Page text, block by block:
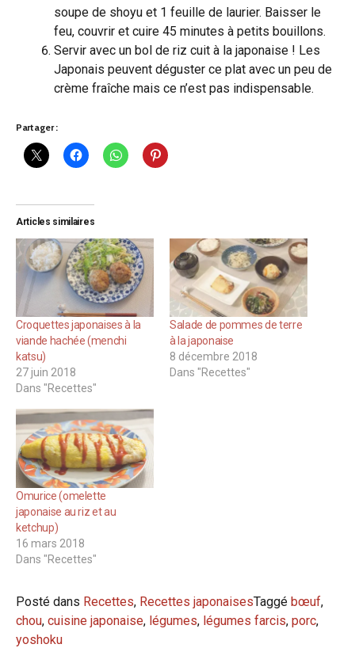
soupe de shoyu et 1 feuille de laurier. Baisser le
feu, couvrir et cuire 45 minutes à petits bouillons.
Servir avec un bol de riz cuit à la japonaise ! Les
Japonais peuvent déguster ce plat avec un peu de
crème fraîche mais ce n’est pas indispensable.
Partager :
Articles similaires
Croquettes japonaises à la
viande hachée (menchi
katsu)
27 juin 2018
Dans "Recettes"
Salade de pommes de terre
à la japonaise
8 décembre 2018
Dans "Recettes"
Omurice (omelette
japonaise au riz et au
ketchup)
16 mars 2018
Dans "Recettes"
Posté dans Recettes, Recettes japonaisesTaggé bœuf,
chou, cuisine japonaise, légumes, légumes farcis, porc,
yoshoku